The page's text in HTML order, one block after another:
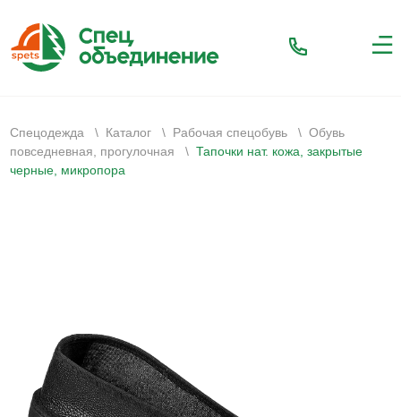
Спецодежда \ Каталог \ Рабочая спецобувь \ Обувь
повседневная, прогулочная
\ Тапочки нат. кожа, закрытые
черные, микропора